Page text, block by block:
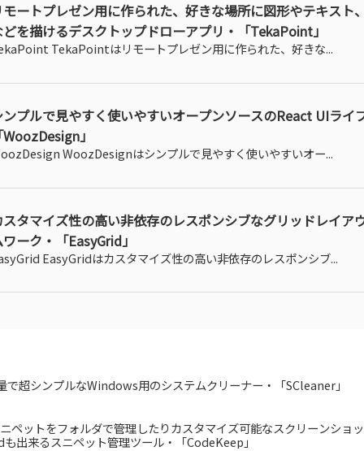
ートプレゼン用に作られた、好きな場所に図形やテキスト
を描けるデスクトップドローアプリ・「TekaPoint」
TekaPointはリモートプレゼン用に作られた、好きな...
プルで見やすく使いやすいオープンソースのReact UIライ
」
WoozDesignはシンプルで見やすく使いやすいオー...
タマイズ性の高い非依存のレスポンシブなグリッドレイア
ーク・「EasyGrid」
EasyGridはカスタマイズ性の高い非依存のレスポンシブ...
で超シンプルなWindows用のシステムクリーナー・「SCleaner」
ペットをフォルダで管理したりカスタマイズ可能なスクリーンショ
出来るスニペット管理ツール・「CodeKeep」